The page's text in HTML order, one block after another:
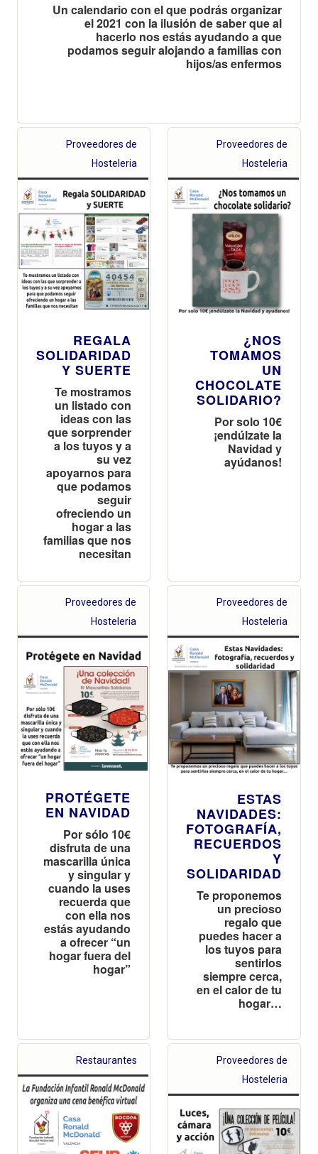
Un calendario con el que podrás organizar
el 2021 con la ilusión de saber que al
hacerlo nos estás ayudando a que
podamos seguir alojando a familias con
hijos/as enfermos
Proveedores de
Hosteleria
REGALA
SOLIDARIDAD
Y SUERTE
Te mostramos
un listado con
ideas con las
que sorprender
a los tuyos y a
su vez
apoyarnos para
que podamos
seguir
ofreciendo un
hogar a las
familias que nos
necesitan
Proveedores de
Hosteleria
¿NOS
TOMAMOS
UN
CHOCOLATE
SOLIDARIO?
Por solo 10€
¡endúlzate la
Navidad y
ayúdanos!
Proveedores de
Hosteleria
PROTÉGETE
EN NAVIDAD
Por sólo 10€
disfruta de una
mascarilla única
y singular y
cuando la uses
recuerda que
con ella nos
estás ayudando
a ofrecer “un
hogar fuera del
hogar”
Proveedores de
Hosteleria
ESTAS
NAVIDADES:
FOTOGRAFÍA,
RECUERDOS
Y
SOLIDARIDAD
Te proponemos
un precioso
regalo que
puedes hacer a
los tuyos para
sentirlos
siempre cerca,
en el calor de tu
hogar…
Restaurantes
Proveedores de
Hosteleria